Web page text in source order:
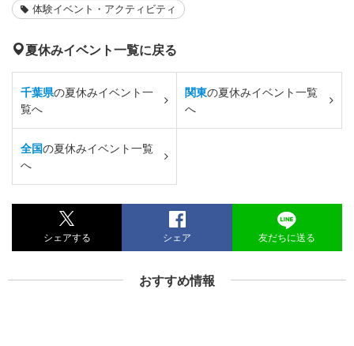
体験イベント・アクティビティ
夏休みイベント一覧に戻る
千葉県の夏休みイベント一
覧へ
関東の夏休みイベント一覧
へ
全国の夏休みイベント一覧
へ
シェアする シェア 友だちに送る
おすすめ情報